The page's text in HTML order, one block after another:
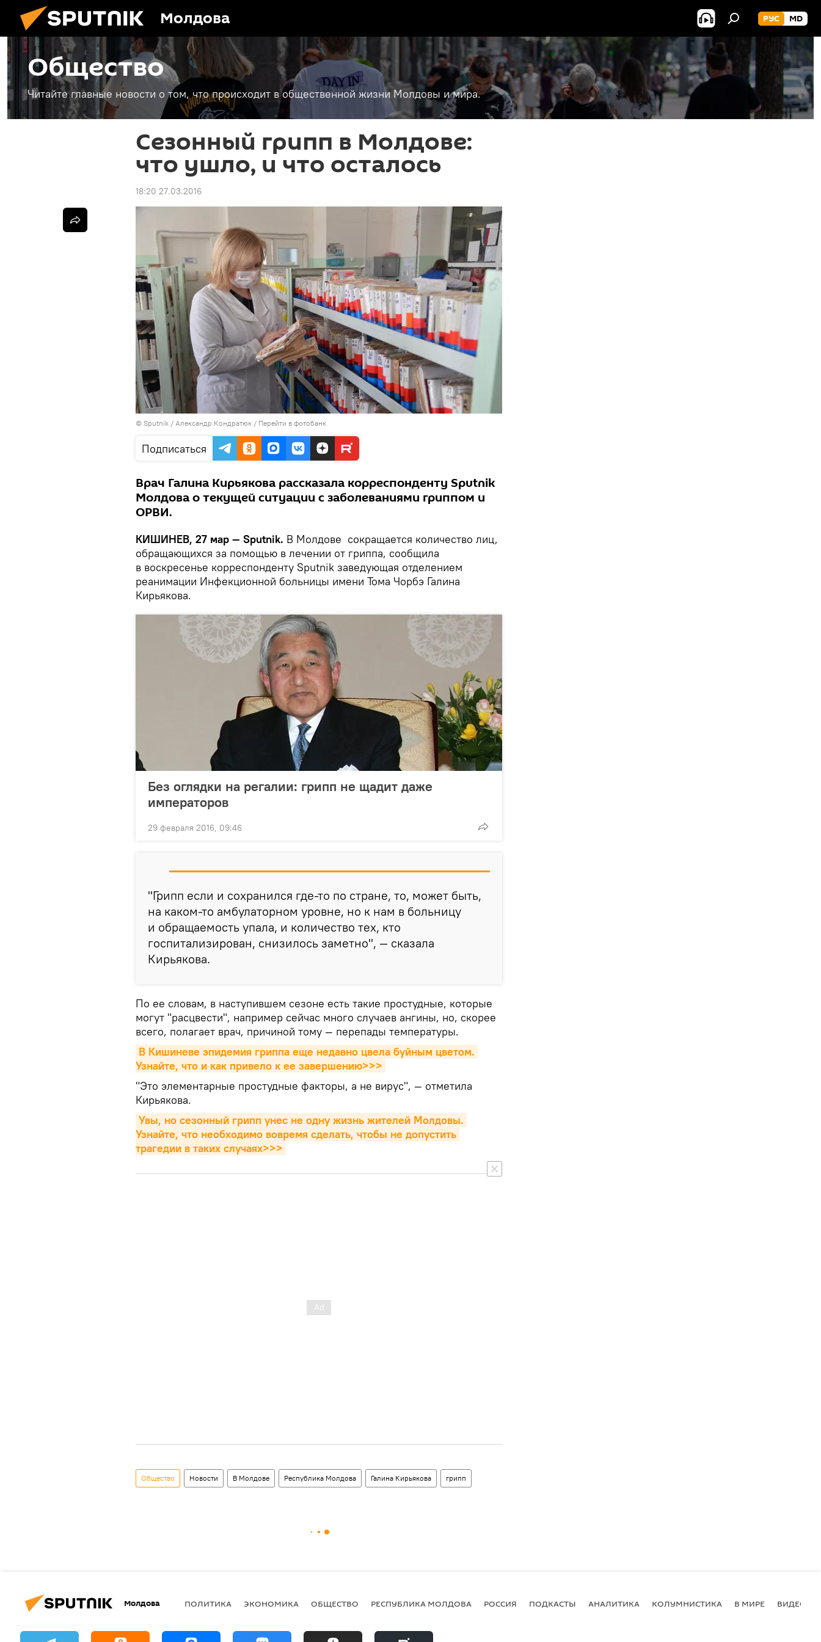
Молдова РУС MD
Общество
Читайте главные новости о том, что происходит в общественной жизни Молдовы и мира.
Сезонный грипп в Молдове:
что ушло, и что осталось
18:20 27.03.2016
© Sputnik / Александр Кондратюк / Перейти в фотобанк
Подписаться
Врач Галина Кирьякова рассказала корреспонденту Sputnik
Молдова о текущей ситуации с заболеваниями гриппом и
ОРВИ.
КИШИНЕВ, 27 мар — Sputnik. В Молдове сокращается количество лиц,
обращающихся за помощью в лечении от гриппа, сообщила
в воскресенье корреспонденту Sputnik заведующая отделением
реанимации Инфекционной больницы имени Тома Чорбэ Галина
Кирьякова.
Без оглядки на регалии: грипп не щадит даже
императоров
29 февраля 2016, 09:46
"Грипп если и сохранился где-то по стране, то, может быть,
на каком-то амбулаторном уровне, но к нам в больницу
и обращаемость упала, и количество тех, кто
госпитализирован, снизилось заметно", — сказала
Кирьякова.
По ее словам, в наступившем сезоне есть такие простудные, которые
могут "расцвести", например сейчас много случаев ангины, но, скорее
всего, полагает врач, причиной тому — перепады температуры.
В Кишиневе эпидемия гриппа еще недавно цвела буйным цветом.
Узнайте, что и как привело к ее завершению>>>
"Это элементарные простудные факторы, а не вирус", — отметила
Кирьякова.
Увы, но сезонный грипп унес не одну жизнь жителей Молдовы.
Узнайте, что необходимо вовремя сделать, чтобы не допустить
трагедии в таких случаях>>>
Общество Новости В Молдове Республика Молдова Галина Кирьякова грипп
Молдова ПОЛИТИКА ЭКОНОМИКА ОБЩЕСТВО РЕСПУБЛИКА МОЛДОВА РОССИЯ ПОДКАСТЫ АНАЛИТИКА КОЛУМНИСТИКА В МИРЕ ВИДЕО